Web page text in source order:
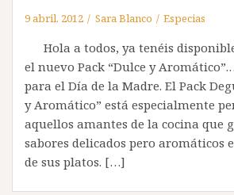
9 abril, 2012 Sara Blanco Especias
Hola a todos, ya tenéis
el nuevo Pack “Dulce y
para el Día de la Madre. El Pack
y Aromático” está especialmente
aquellos amantes de la cocina que
sabores delicados pero aromáticos
de sus platos. […]